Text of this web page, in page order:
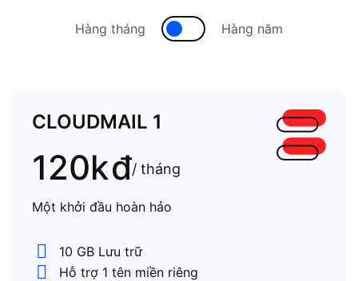
Hàng tháng Hàng năm
CLOUDMAIL 1
120kđ/ tháng
Một khởi đầu hoàn hảo
10 GB Lưu trữ
Hỗ trợ 1 tên miền riêng